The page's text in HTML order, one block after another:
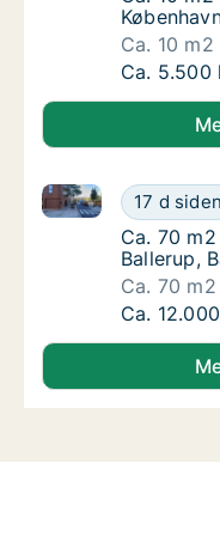
Ca. 10 m2
Ca. 10
Ca. 5.500
Ca. 70
17 d siden
Ca. 70 m2
Ca. 70
Ca. 70
Ballerup,
Ca. 70 m2
Ca. 70
Ca.